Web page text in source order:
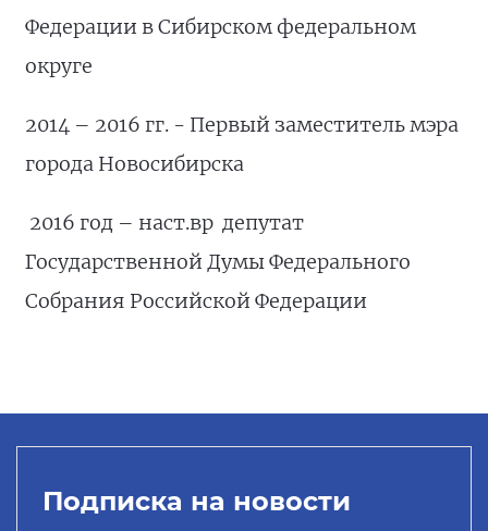
Федерации в Сибирском федеральном
округе
2014 – 2016 гг. - Первый заместитель мэра
города Новосибирска
2016 год – наст.вр депутат
Государственной Думы Федерального
Собрания Российской Федерации
Подписка на новости